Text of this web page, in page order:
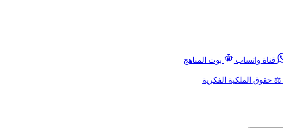
قناة واتساب
بوت المناهج
⚖️ حقوق الملكية الفكرية